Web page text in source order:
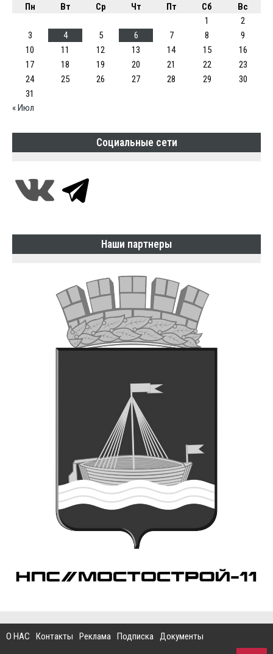
Пн
Вт Ср Чт Пт Сб
Вс
1
2
3
4 5 6 7 8
9
10
11 12 13 14 15
16
17
18 19 20 21 22
23
24
25 26 27 28 29
30
31
« Июл
Социальные сети
Наши партнеры
О НАС Контакты Реклама Подписка Документы